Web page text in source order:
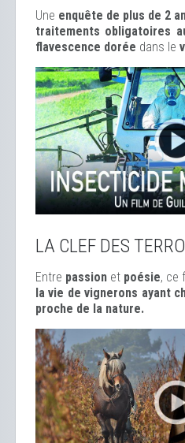
Une enquête de plus de 2
traitements obligatoires
flavescence dorée dans le
LA CLEF DES
Entre passion et poésie, ce
la vie de vignerons ayant
proche de la nature.